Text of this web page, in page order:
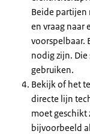
Beide partijen
en vraag naar
voorspelbaar.
nodig zijn.
gebruiken.
Bekijk of het
directe lijn
moet geschikt
bijvoorbeeld